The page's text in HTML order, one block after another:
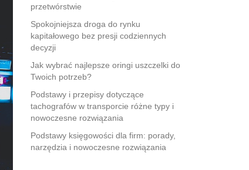
przetwórstwie
Spokojniejsza droga do rynku
kapitałowego bez presji codziennych
decyzji
Jak wybrać najlepsze oringi uszczelki do
Twoich potrzeb?
Podstawy i przepisy dotyczące
tachografów w transporcie różne typy i
nowoczesne rozwiązania
Podstawy księgowości dla firm: porady,
narzędzia i nowoczesne rozwiązania